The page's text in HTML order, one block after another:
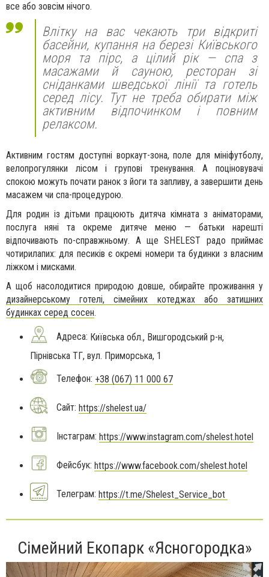
все або зовсім нічого.
Влітку на вас чекають три відкриті
басейни, купання на березі Київського
моря та пірс, а цілий рік — спа з
масажами й сауною, ресторан зі
сніданками шведської лінії та готель
серед лісу. Тут не треба обирати між
активним відпочинком і повним
релаксом.
Активним гостям доступні воркаут-зона, поле для мініфутболу,
велопрогулянки лісом і групові тренування. А поціновувачі
спокою можуть почати ранок з йоги та запливу, а завершити день
масажем чи спа-процедурою.
Для родин із дітьми працюють дитяча кімната з аніматорами,
послуга няні та окреме дитяче меню — батьки нарешті
відпочивають по-справжньому. А ще SHELEST радо приймає
чотирилапих: для песиків є окремі номери та будинки з власним
ліжком і мисками.
А щоб насолодитися природою довше, обирайте проживання у
дизайнерському готелі, сімейних котеджах або затишних
будинках серед сосен.
Адреса: Київська обл., Вишгородський р-н,
Пірнівська ТГ, вул. Приморська, 1
Телефон: +38 (067) 11 000 67
Сайт: https://shelest.ua/
Інстаграм: https://www.instagram.com/shelest.hotel
Фейсбук: https://www.facebook.com/shelest.hotel
Телеграм: https://t.me/Shelest_Service_bot
Сімейний Екопарк «Ясногородка»